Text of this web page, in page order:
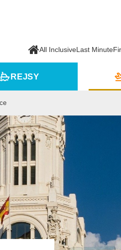
All InclusiveLast Minute
REJSY